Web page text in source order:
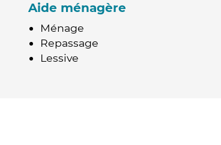
Aide ménagère
Ménage
Repassage
Lessive